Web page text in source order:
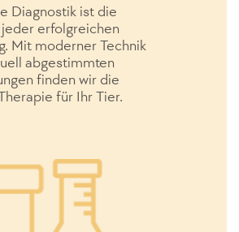
Diagnostik ist die
erfolgreichen
Mit moderner Technik
abgestimmten
finden wir die
für Ihr Tier.